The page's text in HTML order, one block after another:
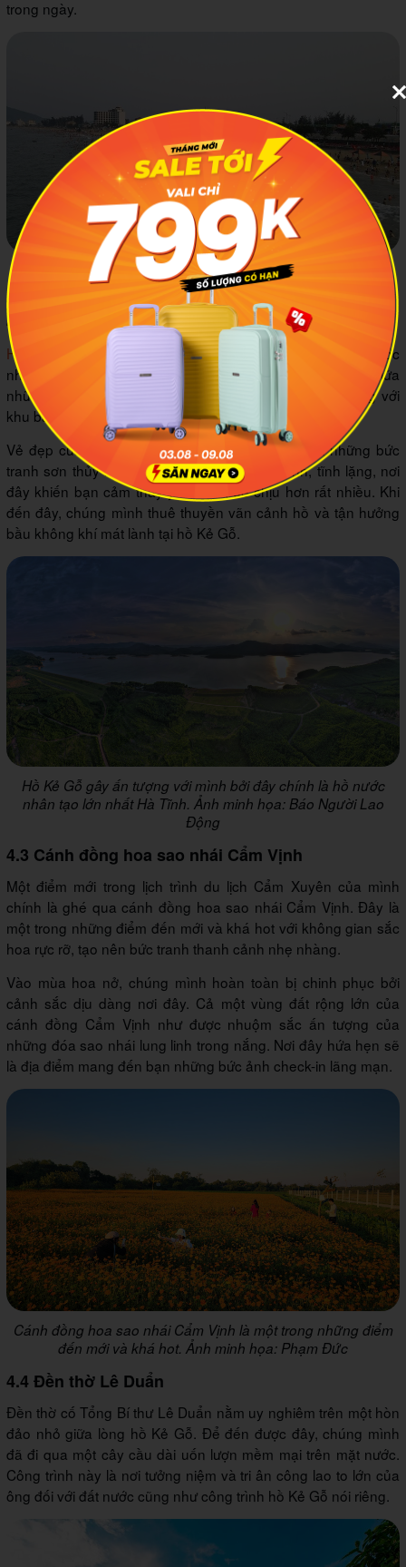
trong ngày.
Bãi biển Thiên Cầm được mệnh danh là cung đàn biển của
miền Trung. Ảnh minh họa: Tiin
4.2 Hồ Kẻ Gỗ
Hồ Kẻ Gỗ
gây ấn tượng với mình bởi đây chính là hồ nước
nhân tạo lớn nhất Hà Tĩnh. Hồ nước này nằm uốn lượn giữa
những dãy núi trùng điệp, tạo nên khung cảnh ấn tượng với
khu bảo tồn thiên nhiên bao quanh.
Vẻ đẹp của hồ Kẻ Gỗ khiến mình liên tưởng đến những bức
tranh sơn thủy hữu tình. Với mặt hồ trong xanh, tĩnh lặng, nơi
đây khiến bạn cảm thấy yên bình, dễ chịu hơn rất nhiều. Khi
đến đây, chúng mình thuê thuyền vãn cảnh hồ và tận hưởng
bầu không khí mát lành tại hồ Kẻ Gỗ.
Hồ Kẻ Gỗ gây ấn tượng với mình bởi đây chính là hồ nước
nhân tạo lớn nhất Hà Tĩnh. Ảnh minh họa: Báo Người Lao
Động
4.3 Cánh đồng hoa sao nhái Cẩm Vịnh
Một điểm mới trong lịch trình du lịch Cẩm Xuyên của mình
chính là ghé qua cánh đồng hoa sao nhái Cẩm Vịnh. Đây là
một trong những điểm đến mới và khá hot với không gian sắc
hoa rực rỡ, tạo nên bức tranh thanh cảnh nhẹ nhàng.
Vào mùa hoa nở, chúng mình hoàn toàn bị chinh phục bởi
cảnh sắc dịu dàng nơi đây. Cả một vùng đất rộng lớn của
cánh đồng Cẩm Vịnh như được nhuộm sắc ấn tượng của
những đóa sao nhái lung linh trong nắng. Nơi đây hứa hẹn sẽ
là địa điểm mang đến bạn những bức ảnh check-in lãng mạn.
Cánh đồng hoa sao nhái Cẩm Vịnh là một trong những điểm
đến mới và khá hot. Ảnh minh họa: Phạm Đức
4.4 Đền thờ Lê Duẩn
Đền thờ cố Tổng Bí thư Lê Duẩn nằm uy nghiêm trên một hòn
đảo nhỏ giữa lòng hồ Kẻ Gỗ. Để đến được đây, chúng mình
đã đi qua một cây cầu dài uốn lượn mềm mại trên mặt nước.
Công trình này là nơi tưởng niệm và tri ân công lao to lớn của
ông đối với đất nước cũng như công trình hồ Kẻ Gỗ nói riêng.